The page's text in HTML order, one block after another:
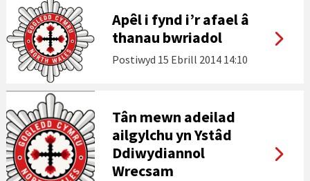
Apêl i fynd i’r afael â
thanau bwriadol
Postiwyd 15 Ebrill 2014 14:10
Tân mewn adeilad
ailgylchu yn Ystâd
Ddiwydiannol
Wrecsam